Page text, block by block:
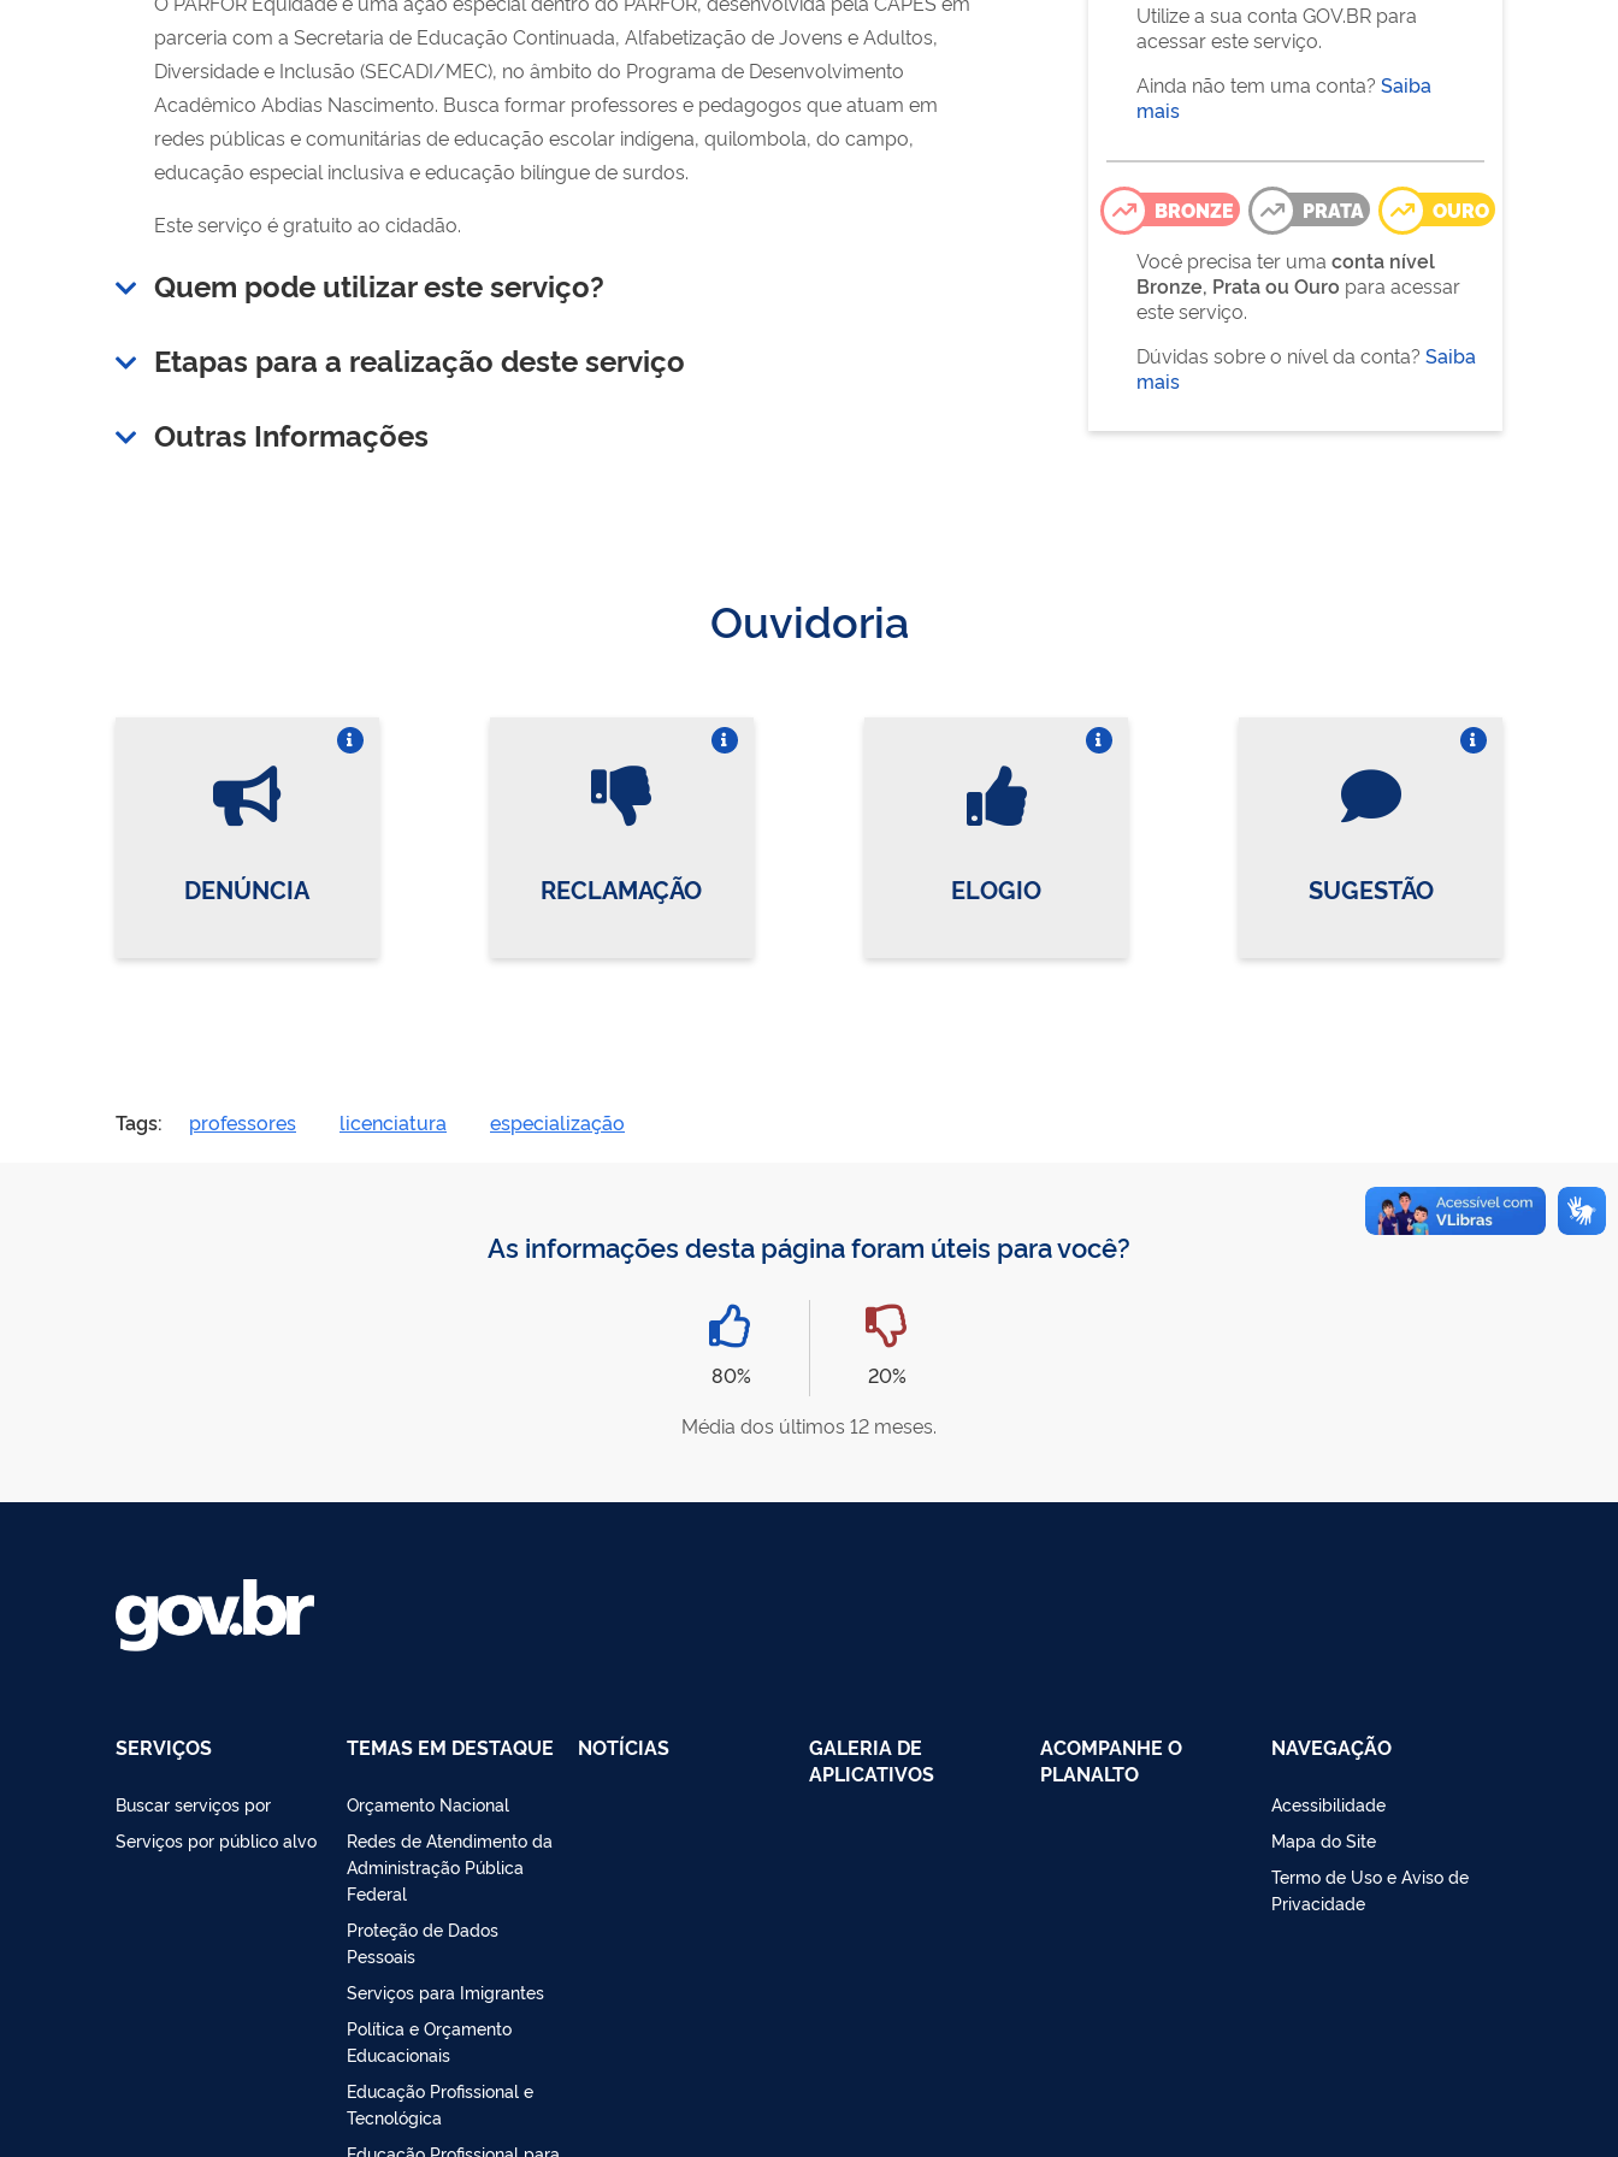
parceria com a Secretaria de Educação Continuada, Alfabetização de Jovens e Adultos,
Diversidade e Inclusão (SECADI/MEC), no âmbito do Programa de Desenvolvimento
Acadêmico Abdias Nascimento. Busca formar professores e pedagogos que atuam em
redes públicas e comunitárias de educação escolar indígena, quilombola, do campo,
educação especial inclusiva e educação bilíngue de surdos.
Este serviço é gratuito ao cidadão.
Quem pode utilizar este serviço?
Etapas para a realização deste serviço
Outras Informações
Utilize a sua conta GOV.BR para
acessar este serviço.
Ainda não tem uma conta? Saiba
mais
BRONZE PRATA
OURO
Você precisa ter uma conta nível
Bronze, Prata ou Ouro para acessar
este serviço.
Dúvidas sobre o nível da conta? Saiba
mais
Ouvidoria
DENÚNCIA RECLAMAÇÃO ELOGIO SUGESTÃO
Tags: professores licenciatura especialização
As informações desta página foram úteis para você?
80%
20%
Média dos últimos 12 meses.
SERVIÇOS
Buscar serviços por
Serviços por público alvo
TEMAS EM DESTAQUE
Orçamento Nacional
Redes de Atendimento da
Administração Pública
Federal
Proteção de Dados
Pessoais
Serviços para Imigrantes
Política e Orçamento
Educacionais
Educação Profissional e
Tecnológica
NOTÍCIAS
GALERIA DE
APLICATIVOS
ACOMPANHE O
PLANALTO
NAVEGAÇÃO
Acessibilidade
Mapa do Site
Termo de Uso e Aviso de
Privacidade